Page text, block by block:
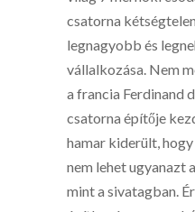
csatorna
legnagyobb és
vállalkozása. Nem
a francia Ferdinand
csatorna építője
hamar kiderült,
nem lehet ugyanazt
mint a sivatagban.